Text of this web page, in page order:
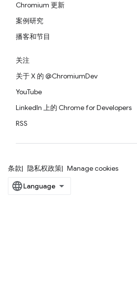
Chromium 更新
案例研究
播客和节目
关注
关于 X 的 @ChromiumDev
YouTube
LinkedIn 上的 Chrome for Developers
RSS
条款 隐私权政策 Manage cookies